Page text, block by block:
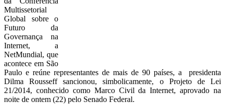
Multissetorial
Global sobre o
Futuro da
Governança na
Internet, a
NetMundial, que
acontece em São
Paulo e reúne representantes de mais de 90 países, a presidenta
Dilma Rousseff sancionou, simbolicamente, o Projeto de Lei
21/2014, conhecido como Marco Civil da Internet, aprovado na
noite de ontem (22) pelo Senado Federal.